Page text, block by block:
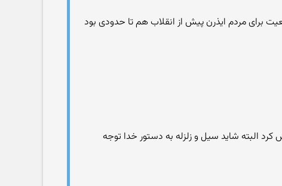
برای مردم ایذرن پیش از انقلاب هم تا حدودی بود
البته شاید سیل و زلزله به دستور خدا توجه